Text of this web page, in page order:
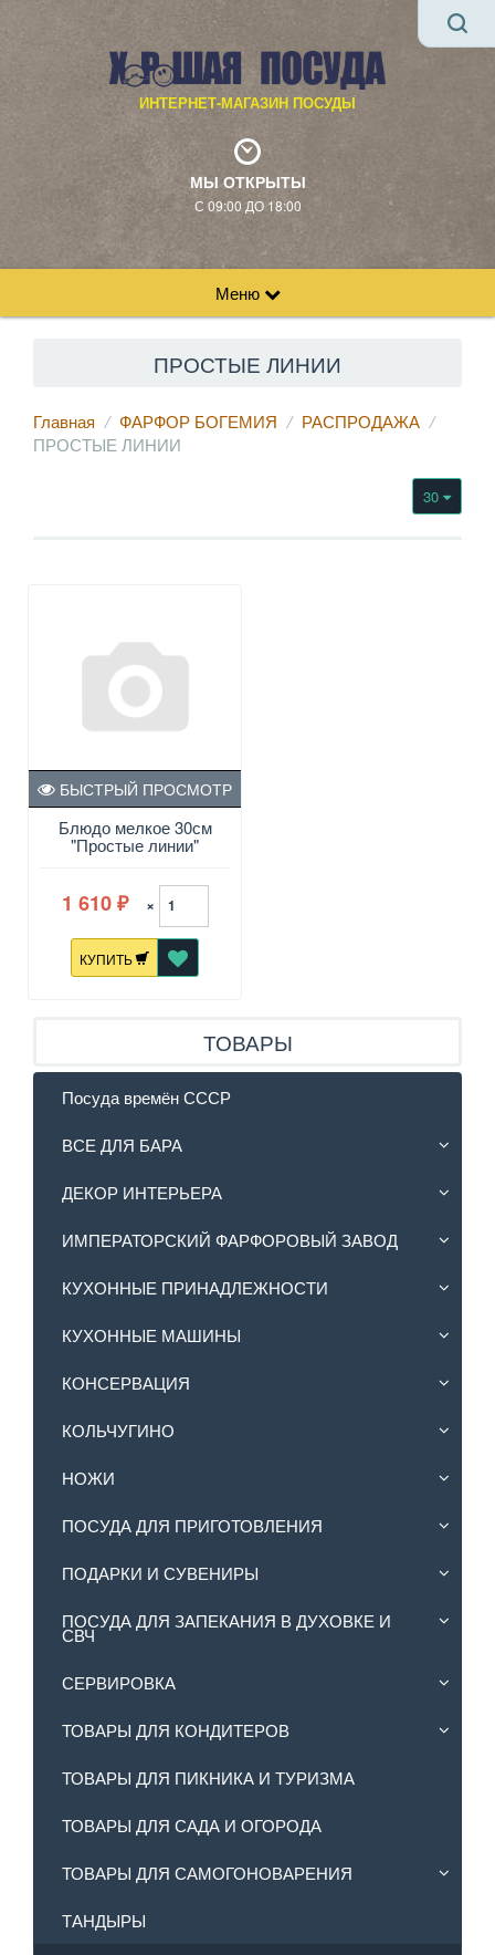
ИНТЕРНЕТ-МАГАЗИН ПОСУДЫ
МЫ ОТКРЫТЫ
С 09:00 ДО 18:00
Меню
ПРОСТЫЕ ЛИНИИ
Главная ФАРФОР БОГЕМИЯ
РАСПРОДАЖА
ПРОСТЫЕ ЛИНИИ
30
Блюдо мелкое 30см
"Простые линии"
БЫСТРЫЙ ПРОСМОТР
1 610 ₽ ×
КУПИТЬ
ТОВАРЫ
Посуда времён СССР
ВСЕ ДЛЯ БАРА
ДЕКОР ИНТЕРЬЕРА
ИМПЕРАТОРСКИЙ ФАРФОРОВЫЙ ЗАВОД
КУХОННЫЕ ПРИНАДЛЕЖНОСТИ
КУХОННЫЕ МАШИНЫ
КОНСЕРВАЦИЯ
КОЛЬЧУГИНО
НОЖИ
ПОСУДА ДЛЯ ПРИГОТОВЛЕНИЯ
ПОДАРКИ И СУВЕНИРЫ
ПОСУДА ДЛЯ ЗАПЕКАНИЯ В ДУХОВКЕ И
СВЧ
СЕРВИРОВКА
ТОВАРЫ ДЛЯ КОНДИТЕРОВ
ТОВАРЫ ДЛЯ ПИКНИКА И ТУРИЗМА
ТОВАРЫ ДЛЯ САДА И ОГОРОДА
ТОВАРЫ ДЛЯ САМОГОНОВАРЕНИЯ
ТАНДЫРЫ